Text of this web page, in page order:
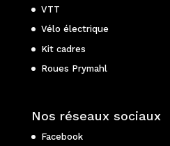
VTT
Vélo électrique
Kit cadres
Roues Prymahl
Nos réseaux sociaux
Facebook